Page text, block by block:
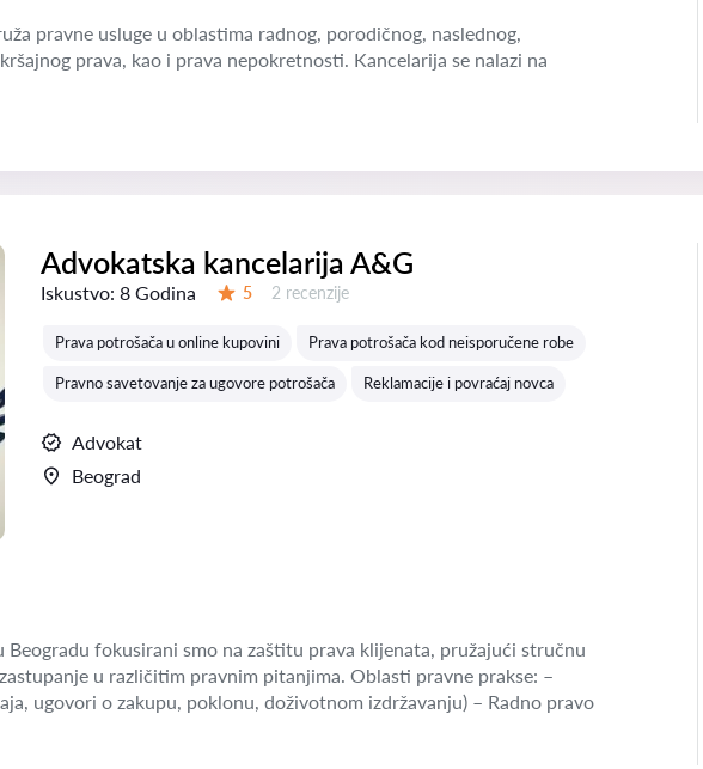
pravne usluge u oblastima radnog, porodičnog, naslednog,
prava, kao i prava nepokretnosti. Kancelarija se nalazi na
Advokatska kancelarija A&G
Iskustvo: 8 Godina 5 Recenzija:
2 recenzije
Prava potrošača u online kupovini Prava potrošača kod neisporučene robe
Pravno savetovanje za ugovore potrošača Reklamacije i povraćaj novca
Advokat
Beograd
Beogradu fokusirani smo na zaštitu prava klijenata, pružajući stručnu
u različitim pravnim pitanjima. Oblasti pravne prakse: –
ugovori o zakupu, poklonu, doživotnom izdržavanju) – Radno pravo